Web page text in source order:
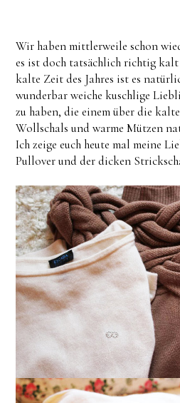
Wir haben mittlerweile schon
es ist doch tatsächlich richtig kalt
kalte Zeit des Jahres ist es
wunderbar weiche kuschlige
zu haben, die einem über die
Wollschals und warme Mützen
Ich zeige euch heute mal meine
Pullover und der dicken